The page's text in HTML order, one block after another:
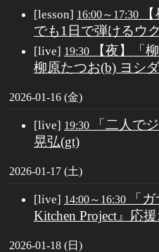
[lesson] 16:00～17:30
でも1日で弾けるウ
[live] 19:30 【夜】「
柳原たつお(b) ヨシ
2026-01-16 (金)
[live] 19:30 「二人で
晃弘(gt)
2026-01-17 (土)
[live] 14:00～16:30 「
Kitchen Project』応
2026-01-18 (日)